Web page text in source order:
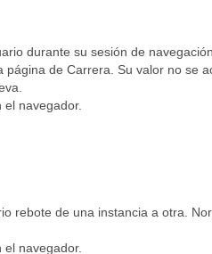
durante su sesión de
de Carrera. Su valor no se
navegador.
rebote de una instancia a otra.
navegador.